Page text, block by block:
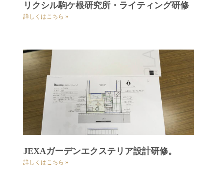
リクシル駒ケ根研究所・ライティング研修
詳しくはこちら »
JEXAガーデンエクステリア設計研修。
詳しくはこちら »